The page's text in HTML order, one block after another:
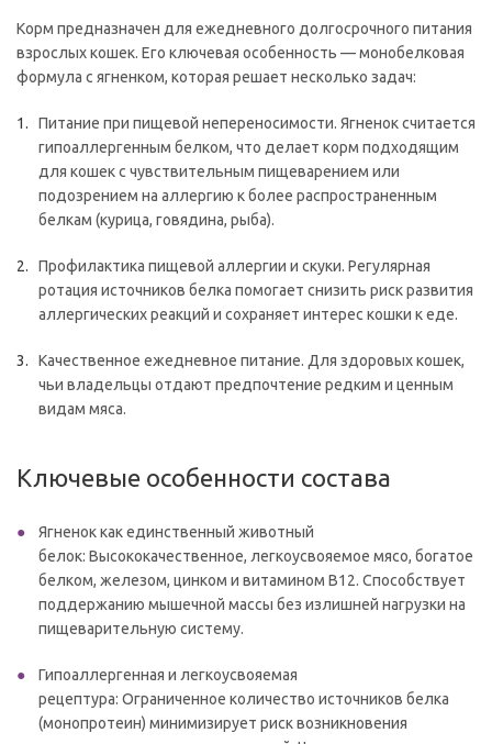
Корм предназначен для ежедневного долгосрочного питания
взрослых кошек. Его ключевая особенность — монобелковая
формула с ягненком, которая решает несколько задач:
Питание при пищевой непереносимости. Ягненок считается
гипоаллергенным белком, что делает корм подходящим
для кошек с чувствительным пищеварением или
подозрением на аллергию к более распространенным
белкам (курица, говядина, рыба).
Профилактика пищевой аллергии и скуки. Регулярная
ротация источников белка помогает снизить риск развития
аллергических реакций и сохраняет интерес кошки к еде.
Качественное ежедневное питание. Для здоровых кошек,
чьи владельцы отдают предпочтение редким и ценным
видам мяса.
Ключевые особенности состава
Ягненок как единственный животный
белок: Высококачественное, легкоусвояемое мясо, богатое
белком, железом, цинком и витамином B12. Способствует
поддержанию мышечной массы без излишней нагрузки на
пищеварительную систему.
Гипоаллергенная и легкоусвояемая
рецептура: Ограниченное количество источников белка
(монопротеин) минимизирует риск возникновения